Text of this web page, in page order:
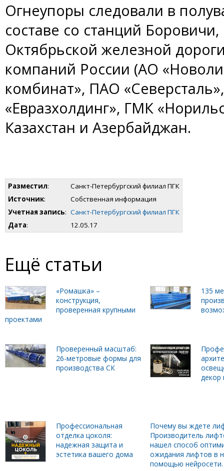
Огнеупоры следовали в
составе со станций
Октябрьской железной
компаний России (АО
комбинат», ПАО
«Евразхолдинг», ГМК
Казахстан и Азербайджан.
Разместил:
Санкт-Петербургский филиал ПГК
Источник:
Собственная информация
Учетная запись: Санкт-Петербургский филиал ПГК
Дата: 12.05.17
Ещё статьи
«Ромашка» –
конструкция,
проверенная крупными
проектами
135
Проверенный масштаб:
26-метровые формы для
производства СК
декор
Профессиональная
отделка цоколя:
надежная защита и
эстетика вашего дома
Почему вы ждете
Производитель
нашел способ
ожидания лифтов в
помощью нейросети.